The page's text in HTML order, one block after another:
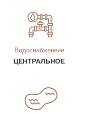
Водоснабженеие
ЦЕНТРАЛЬНОЕ